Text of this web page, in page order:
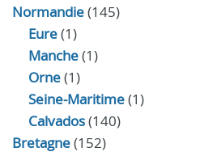
Normandie(145)
Eure(1)
Manche(1)
Orne(1)
Seine-Maritime(1)
Calvados(140)
Bretagne(152)